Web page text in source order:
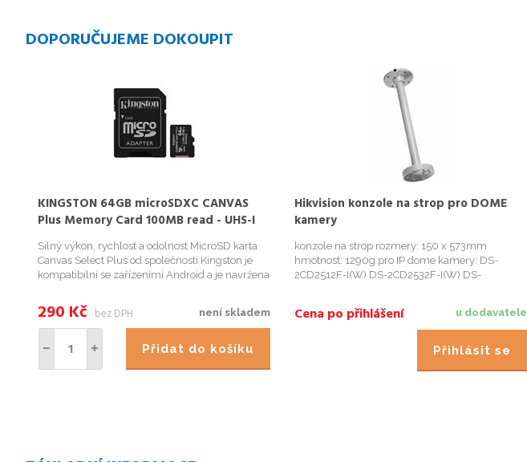
DOPORUČUJEME DOKOUPIT
KINGSTON 64GB microSDXC CANVAS
Plus Memory Card 100MB read - UHS-I
class 10 Gen 3
Silný výkon, rychlost a odolnost MicroSD karta
Canvas Select Plus od společnosti Kingston je
kompatibilní se zařízeními Android a je navržena
rychlost a kapacitu pro rychlejší načítání aplikací
a pořizování s...
není skladem
290 Kč bez DPH
Přidat do košíku
Hikvision konzole na strop pro DOME
kamery
konzole na strop rozmery: 150 x 573mm
hmotnost: 1290g pro IP dome kamery: DS-
2CD2512F-I(W) DS-2CD2532F-I(W) DS-
u dodavatele
Cena po přihlášení
Přihlásit se